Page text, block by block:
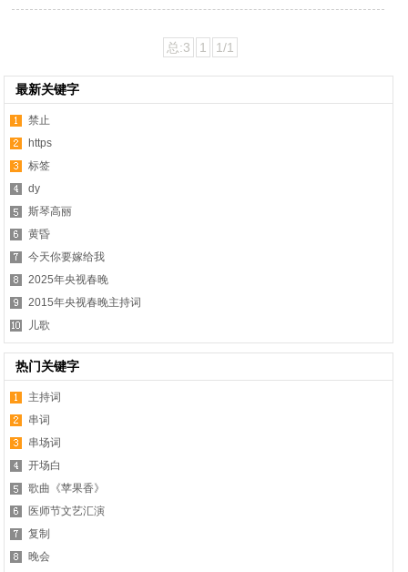
总:3 1 1/1
最新关键字
禁止
https
标签
dy
斯琴高丽
黄昏
今天你要嫁给我
2025年央视春晚
2015年央视春晚主持词
儿歌
热门关键字
主持词
串词
串场词
开场白
歌曲《苹果香》
医师节文艺汇演
复制
晚会